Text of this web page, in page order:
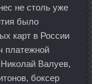
не столь уже
было
карт в России
платежной
Валуев,
боксер